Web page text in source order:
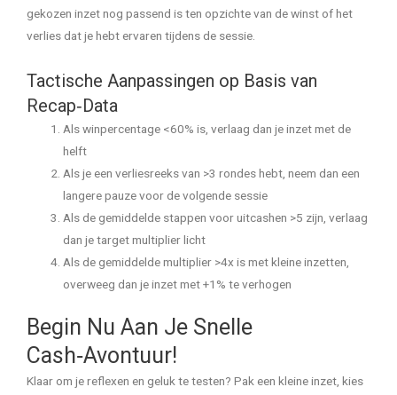
gekozen inzet nog passend is ten opzichte van de winst of het
verlies dat je hebt ervaren tijdens de sessie.
Tactische Aanpassingen op Basis van
Recap‑Data
Als winpercentage <60% is, verlaag dan je inzet met de
helft
Als je een verliesreeks van >3 rondes hebt, neem dan een
langere pauze voor de volgende sessie
Als de gemiddelde stappen voor uitcashen >5 zijn, verlaag
dan je target multiplier licht
Als de gemiddelde multiplier >4x is met kleine inzetten,
overweeg dan je inzet met +1% te verhogen
Begin Nu Aan Je Snelle
Cash‑Avontuur!
Klaar om je reflexen en geluk te testen? Pak een kleine inzet, kies